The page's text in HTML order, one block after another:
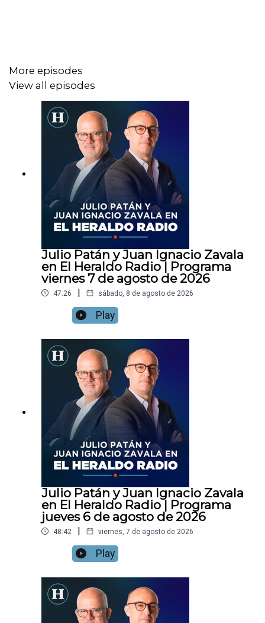
More episodes
View all episodes
Julio Patán y Juan Ignacio Zavala
en El Heraldo Radio | Programa
viernes 7 de agosto de 2026
47:26 | sábado, 8 de agosto de 2026
Play
Julio Patán y Juan Ignacio Zavala
en El Heraldo Radio | Programa
jueves 6 de agosto de 2026
48:42 | viernes, 7 de agosto de 2026
Play